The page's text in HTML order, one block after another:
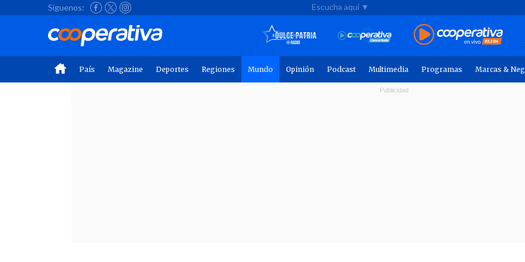
Síguenos: Escucha aquí ▼
País Magazine Deportes Regiones Mundo Opinión Podcast Multimedia Programas Marcas &